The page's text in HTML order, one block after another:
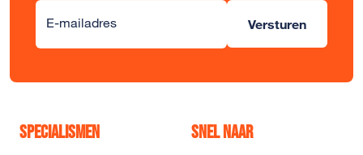
E-mailadres Versturen
Specialismen Snel naar